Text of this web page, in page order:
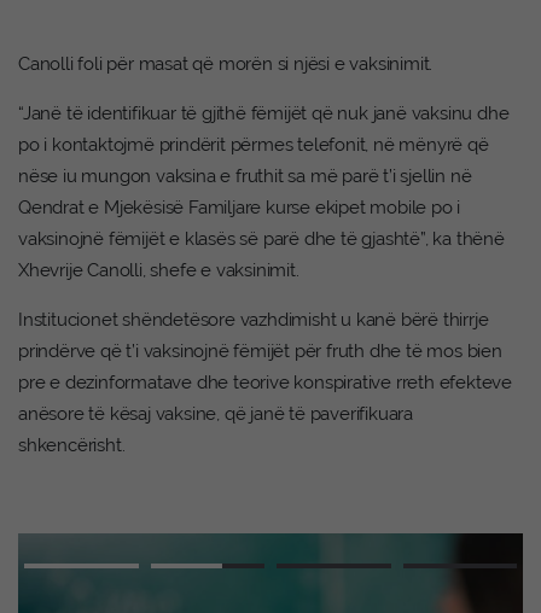
Canolli foli për masat që morën si njësi e vaksinimit.
“Janë të identifikuar të gjithë fëmijët që nuk janë vaksinu dhe
po i kontaktojmë prindërit përmes telefonit, në mënyrë që
nëse iu mungon vaksina e fruthit sa më parë t’i sjellin në
Qendrat e Mjekësisë Familjare kurse ekipet mobile po i
vaksinojnë fëmijët e klasës së parë dhe të gjashtë”, ka thënë
Xhevrije Canolli, shefe e vaksinimit.
Institucionet shëndetësore vazhdimisht u kanë bërë thirrje
prindërve që t’i vaksinojnë fëmijët për fruth dhe të mos bien
pre e dezinformatave dhe teorive konspirative rreth efekteve
anësore të kësaj vaksine, që janë të paverifikuara
shkencërisht.